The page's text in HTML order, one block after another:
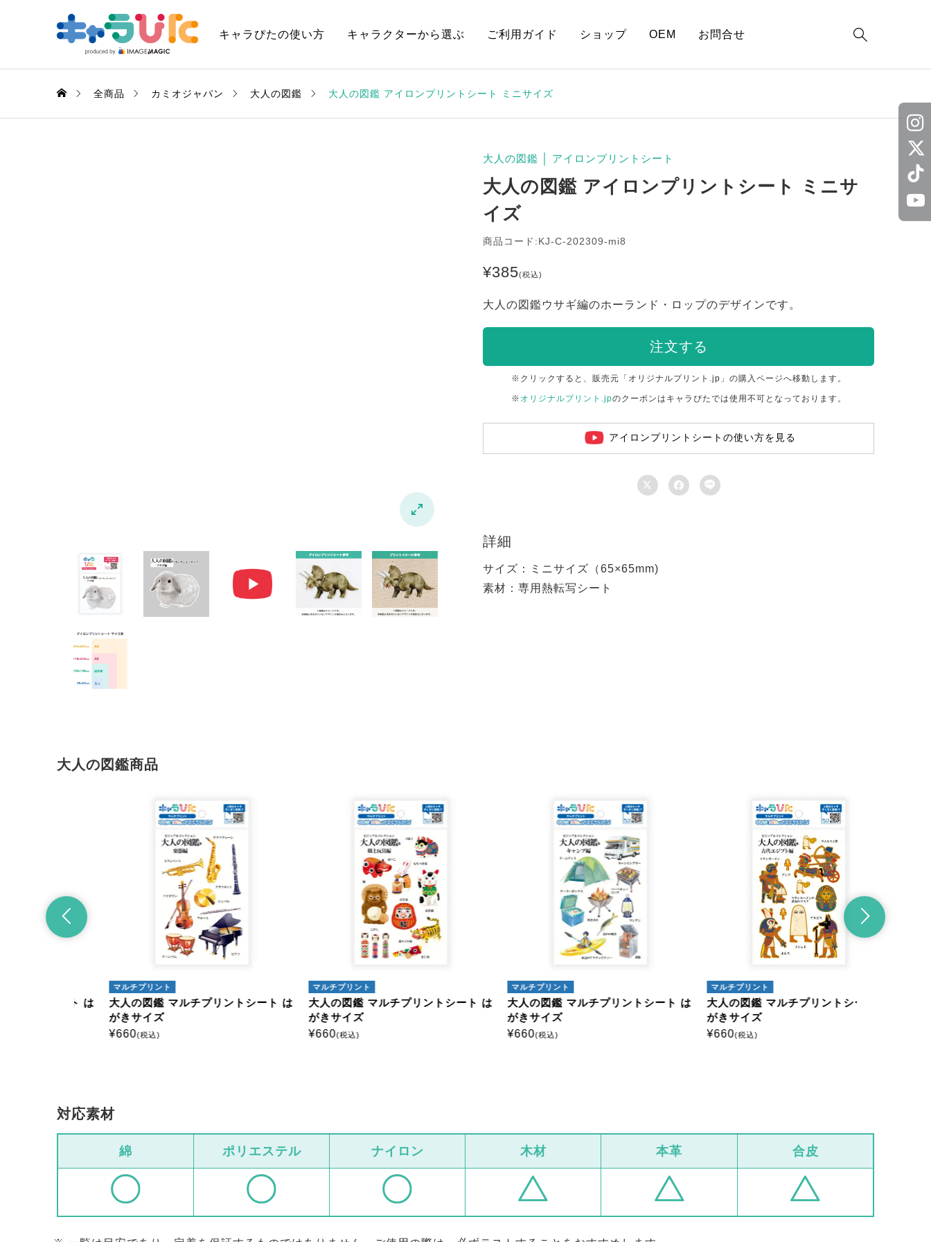
キャラぴたの使い方 キャラクターから選ぶ ご利用ガイド ショップ OEM お問合せ 
全商品 カミオジャパン 大人の図鑑 大人の図鑑 アイロンプリントシート ミニサイズ

大人の図鑑 アイロンプリントシート
大人の図鑑 アイロンプリントシート ミニサ
イズ
商品コード:KJ-C-202309-mi8
¥385(税込)
大人の図鑑ウサギ編のホーランド・ロップのデザインです。
注文する
※クリックすると、販売元「オリジナルプリント.jp」の購入ページへ移動します。
※ オリジナルプリント.jpのクーポンはキャラぴたでは使用不可となっております。
アイロンプリントシートの使い方を見る
  
詳細
サイズ：ミニサイズ（65×65mm)
素材：専用熱転写シート
大人の図鑑商品
マルチプリント
大人の図鑑 マルチプリントシート は
がきサイズ
(税込)
マルチプリント
大人の図鑑 マルチプリントシート は
がきサイズ
(税込)
マルチプリント
大人の図鑑 マルチプリントシート は
がきサイズ
(税込)
マルチプリント
大人の図鑑 マルチプリントシート は
がきサイズ
(税込)
対応素材
綿 ポリエステル ナイロン 木材 本革 合皮